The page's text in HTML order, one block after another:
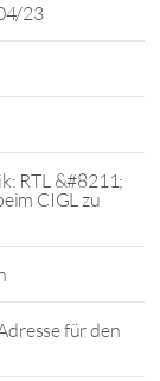
23
RTL &#8211;
CIGL zu
für den